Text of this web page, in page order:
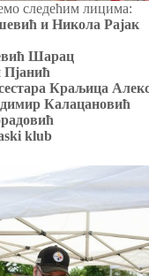
следећим лицима:
и Никола Рајак
Шарац
Пјанић
Краљица
Калацановић
klub